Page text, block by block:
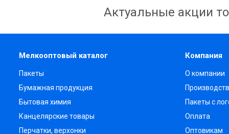
Актуальные акции
Мелкооптовый каталог
Пакеты
Бумажная продукция
Бытовая химия
Канцелярские товары
Перчатки, верхонки
Компания
О компании
Пакеты с
Оплата
Оптовикам